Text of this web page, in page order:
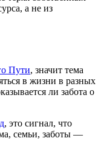
а не из
Пути, значит тема
в жизни в разных
ли забота о
, это сигнал, что
семьи, заботы —